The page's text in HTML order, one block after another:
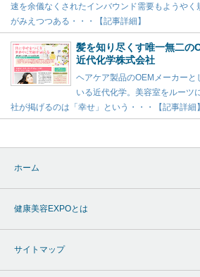
速を余儀なくされたインバウンド需要もようやく
がみえつつある・・・【記事詳細】
髪を知り尽くす唯一無二の
近代化学株式会社
ヘアケア製品のOEMメーカーと
いる近代化学。美容室をルーツ
社が掲げるのは「幸せ」という・・・【記事詳細】
ホーム
健康美容EXPOとは
サイトマップ